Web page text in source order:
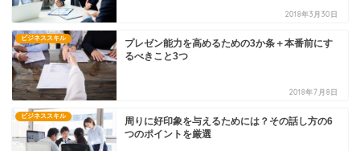
2018年3月30日
ビジネススキル
プレゼン能力を高めるための3か条＋本番前にす
るべきこと3つ
2018年7月8日
ビジネススキル
周りに好印象を与えるためには？その話し方の6
つのポイントを厳選